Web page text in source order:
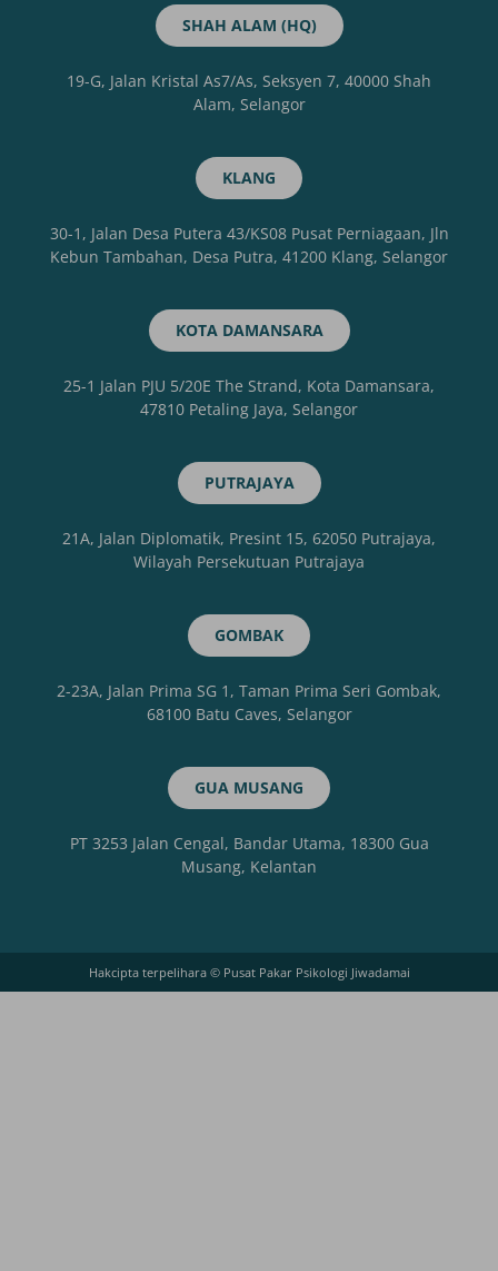
SHAH ALAM (HQ)
19-G, Jalan Kristal As7/As, Seksyen 7, 40000 Shah
Alam, Selangor
KLANG
30-1, Jalan Desa Putera 43/KS08 Pusat Perniagaan, Jln
Kebun Tambahan, Desa Putra, 41200 Klang, Selangor
KOTA DAMANSARA
25-1 Jalan PJU 5/20E The Strand, Kota Damansara,
47810 Petaling Jaya, Selangor
PUTRAJAYA
21A, Jalan Diplomatik, Presint 15, 62050 Putrajaya,
Wilayah Persekutuan Putrajaya
GOMBAK
2-23A, Jalan Prima SG 1, Taman Prima Seri Gombak,
68100 Batu Caves, Selangor
GUA MUSANG
PT 3253 Jalan Cengal, Bandar Utama, 18300 Gua
Musang, Kelantan
Hakcipta terpelihara © Pusat Pakar Psikologi Jiwadamai